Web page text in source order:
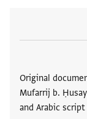
Original
Mufarrij b.
and Arabic